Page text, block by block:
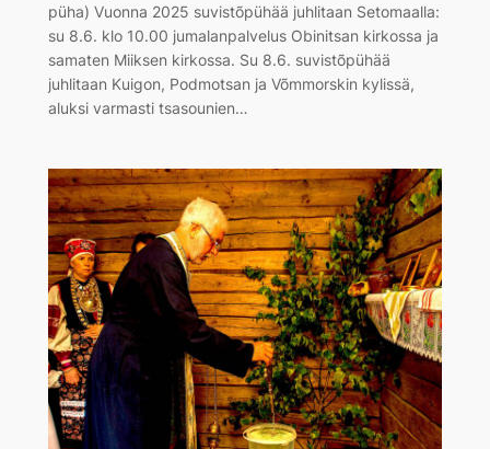
püha) Vuonna 2025 suvistõpühää juhlitaan Setomaalla:
su 8.6. klo 10.00 jumalanpalvelus Obinitsan kirkossa ja
samaten Miiksen kirkossa. Su 8.6. suvistõpühää
juhlitaan Kuigon, Podmotsan ja Võmmorskin kylissä,
aluksi varmasti tsasounien…